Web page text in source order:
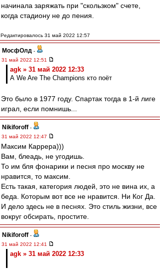
начинала заряжать при "скользком" счете,
когда стадиону не до пения.
Редактировалось 31 май 2022 12:57
МосфОлд -
31 май 2022 12:51
agk » 31 май 2022 12:33
А We Are The Champions кто поёт
Это было в 1977 году. Спартак тогда в 1-й лиге
играл, если помнишь...
Nikiforoff -
31 май 2022 12:47
Максим Каррера)))
Вам, блеадь, не угодишь.
То им бля фонарики и песня про москву не
нравится, то максим.
Есть такая, категория людей, это не вина их, а
беда. Которым вот все не нравится. Ни Ког Да.
И дело здесь не в песнях. Это стиль жизни, все
вокруг обсирать, простите.
Nikiforoff -
31 май 2022 12:41
agk » 31 май 2022 12:33